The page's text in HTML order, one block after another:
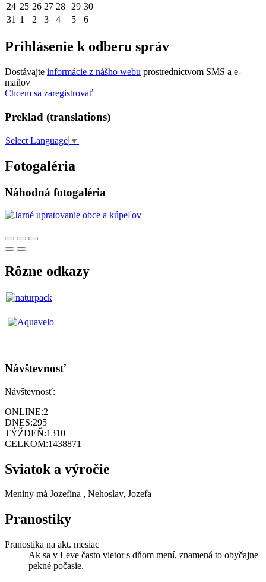
24 25 26 27 28 29 30
31 1 2 3 4 5 6
Prihlásenie k odberu správ
Dostávajte informácie z nášho webu prostredníctvom SMS a e-
mailov
Chcem sa zaregistrovať
Preklad (translations)
Select Language ▼
Fotogaléria
Náhodná fotogaléria
Rôzne odkazy
Návštevnosť
Návštevnosť:
ONLINE:2
DNES:295
TÝŽDEŇ:1310
CELKOM:1438871
Sviatok a výročie
Meniny má Jozefína , Nehoslav, Jozefa
Pranostiky
Pranostika na akt. mesiac
Ak sa v Leve často vietor s dňom mení, znamená to obyčajne
pekné počasie.